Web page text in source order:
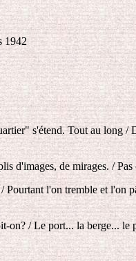
1942
s'étend. Tout au long
d'images, de mirages. /
l'on tremble et l'on
on? / Le port... la berge... le